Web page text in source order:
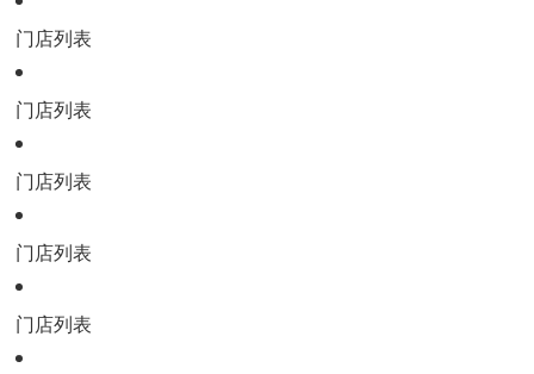
门店列表
门店列表
门店列表
门店列表
门店列表